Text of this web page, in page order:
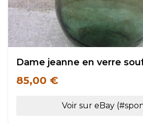
Dame jeanne en verre
85,00 €
Voir sur eBay